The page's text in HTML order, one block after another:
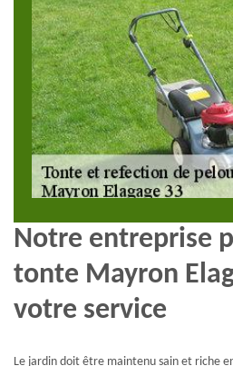
Notre entreprise
tonte Mayron
votre service
Le jardin doit être maintenu sain et riche